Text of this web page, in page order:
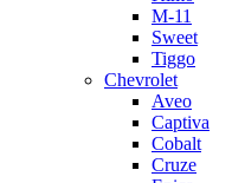
M-11
Sweet
Tiggo
Chevrolet
Aveo
Captiva
Cobalt
Cruze